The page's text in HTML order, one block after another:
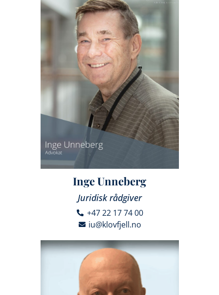
Inge Unneberg
Juridisk rådgiver
+47 22 17 74 00
iu@klovfjell.no